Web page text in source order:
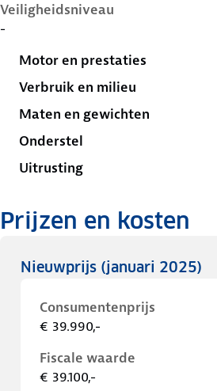
Veiligheidsniveau
-
Motor en prestaties
Verbruik en milieu
Maten en gewichten
Onderstel
Uitrusting
Prijzen en kosten
Nieuwprijs (januari 2025)
Consumentenprijs
€ 39.990,-
Fiscale waarde
€ 39.100,-